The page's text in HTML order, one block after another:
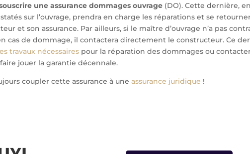
une assurance dommages ouvrage (DO). Cette dernière,
sur l’ouvrage, prendra en charge les réparations et se
et son assurance. Par ailleurs, si le maître d’ouvrage n’a pas
cas de dommage, il contactera directement le constructeur. Ce
travaux nécessaires pour la réparation des dommages ou
jouer la garantie décennale.
coupler cette assurance à une assurance juridique !